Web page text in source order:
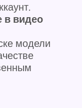
в видео
модели